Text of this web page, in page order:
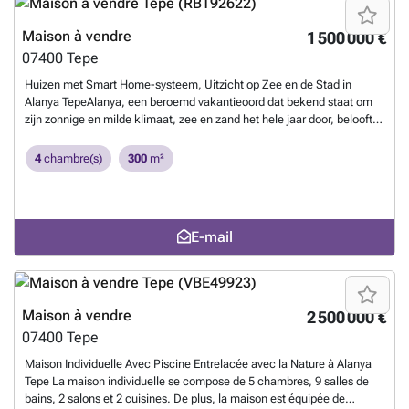
parkeergelegenheid buiten, lift en sauna. AYT-04445
En savoir plus ?
1 500 000 €
Maison à vendre
07400 Tepe
Huizen met Smart Home-systeem, Uitzicht op Zee en de Stad in
Alanya TepeAlanya, een beroemd vakantieoord dat bekend staat om
zijn zonnige en milde klimaat, zee en zand het hele jaar door, belooft u
dagelijkse en sociale voorzieningen. Regio Tepe, waar stijlvol
ontworpen huizen zich bevinden; Naast de ligging in de natuur en op
voor vastgoedbeleggers.Alanya-huizen te koop bieden voordelen aan
hun kopers met hun nabijheid van sociale voorzieningen. De huizen
bevinden zich op 540 m van restaurants, 1,7 km van het ziekenhuis,
2,30 km van Cleopatra Beach, 2,5 km van het stadscentrum, 5,14 km
van het winkelcentrum en 40 km van de luchthaven Gazipaşa.De
huizen gebouwd op een terrein van 1.169 m² bestaan ​​uit 2 blokken.
Elk huis heeft zijn eigen; privé verwarmd zwembad, smart home
systeem, vloerverwarming, sauna, centrale verwarming en koeling,
camerasysteem en beveiligingsinfrastructuur, elektrisch
rolluiksysteem, bewegings- en brandsensoren, grote en goed
georganiseerde tuin, garage voor 2 auto's.Te koop staande huizen die
4chambre(s) 300 m²
E-mail
2 500 000 €
Maison à vendre
07400 Tepe
Maison Individuelle Avec Piscine Entrelacée avec la Nature à Alanya
Tepe La maison individuelle se compose de 5 chambres, 9 salles de
bains, 2 salons et 2 cuisines. De plus, la maison est équipée de